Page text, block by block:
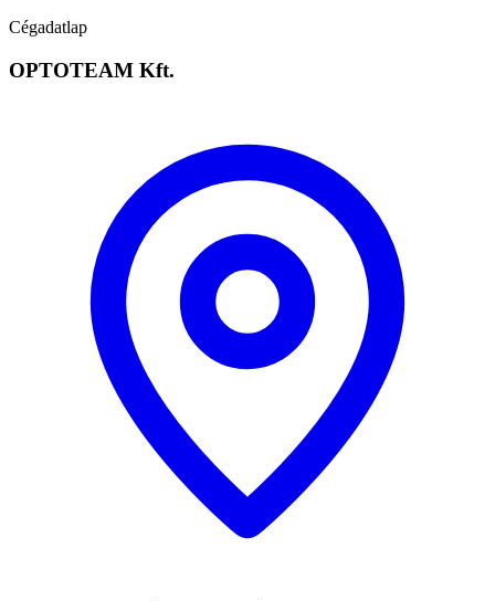
Cégadatlap
OPTOTEAM Kft.